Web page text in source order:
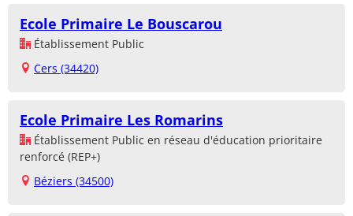
Ecole Primaire Le Bouscarou
Établissement Public
Cers (34420)
Ecole Primaire Les Romarins
Établissement Public en réseau d'éducation prioritaire
renforcé (REP+)
Béziers (34500)